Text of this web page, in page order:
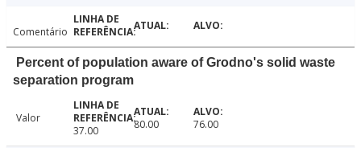
Comentário
Percent of population aware of Grodno's solid waste
separation program
Valor
37.00
80.00 76.00